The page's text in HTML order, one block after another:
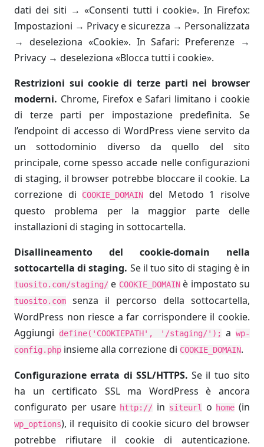
dati dei siti → «Consenti tutti i cookie». In Firefox:
Impostazioni → Privacy e sicurezza → Personalizzata
→ deseleziona «Cookie». In Safari: Preferenze →
Privacy → deseleziona «Blocca tutti i cookie».
Restrizioni sui cookie di terze parti nei browser
moderni. Chrome, Firefox e Safari limitano i cookie
di terze parti per impostazione predefinita. Se
l’endpoint di accesso di WordPress viene servito da
un sottodominio diverso da quello del sito
principale, come spesso accade nelle configurazioni
di staging, il browser potrebbe bloccare il cookie. La
correzione di
COOKIE_DOMAIN
del Metodo 1 risolve
questo problema per la maggior parte delle
installazioni di staging in sottocartella.
Disallineamento del cookie-domain nella
sottocartella di staging. Se il tuo sito di staging è in
tuosito.com/staging/ e COOKIE_DOMAINè impostato su
tuosito.com
senza il percorso della sottocartella,
WordPress non riesce a far corrispondere il cookie.
Aggiungi
define('COOKIEPATH', '/staging/'); a wp-
config.php insieme alla correzione di COOKIE_DOMAIN.
Configurazione errata di SSL/HTTPS. Se il tuo sito
ha un certificato SSL ma WordPress è ancora
configurato per usare http:// in siteurlo home (in
wp_options), il requisito di cookie sicuro del browser
potrebbe rifiutare il cookie di autenticazione.